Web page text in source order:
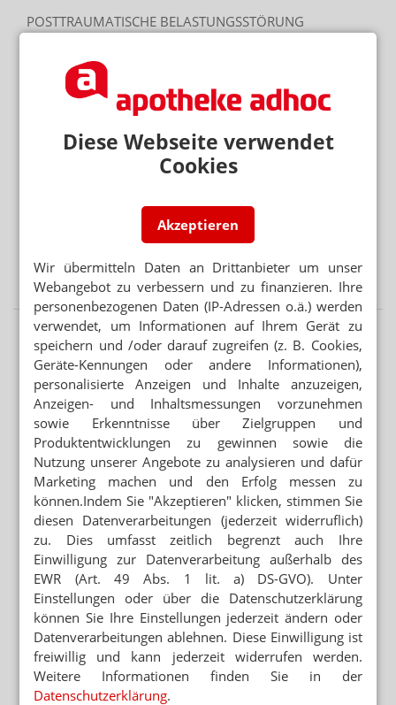
Diese Webseite verwendet
Cookies
Akzeptieren
Wir übermitteln Daten an Drittanbieter um unser
Webangebot zu verbessern und zu finanzieren. Ihre
personenbezogenen Daten (IP-Adressen o.ä.) werden
verwendet, um Informationen auf Ihrem Gerät zu
speichern und /oder darauf zugreifen (z. B. Cookies,
Geräte-Kennungen oder andere Informationen),
personalisierte Anzeigen und Inhalte anzuzeigen,
Anzeigen- und Inhaltsmessungen vorzunehmen
sowie Erkenntnisse über Zielgruppen und
Produktentwicklungen zu gewinnen sowie die
Nutzung unserer Angebote zu analysieren und dafür
Marketing machen und den Erfolg messen zu
können.Indem Sie "Akzeptieren" klicken, stimmen Sie
diesen Datenverarbeitungen (jederzeit widerruflich)
zu. Dies umfasst zeitlich begrenzt auch Ihre
Einwilligung zur Datenverarbeitung außerhalb des
EWR (Art. 49 Abs. 1 lit. a) DS-GVO). Unter
Einstellungen oder über die Datenschutzerklärung
können Sie Ihre Einstellungen jederzeit ändern oder
Datenverarbeitungen ablehnen. Diese Einwilligung ist
freiwillig und kann jederzeit widerrufen werden.
Weitere Informationen finden Sie in der
Datenschutzerklärung.
POSTTRAUMATISCHE BELASTUNGSSTÖRUNG
Dronabinol: THC hilft bei PTBS
Mehr aus Ressort
VORSICHT BEI SILYCHRISTIN ODER CHOLIN
Schilddrüse: DGE warnt vor NEM
REZEPTURUMSTELLUNG
Semaglutid-Nasenspray: Novo Nordisk stoppt Medios-
Tochter